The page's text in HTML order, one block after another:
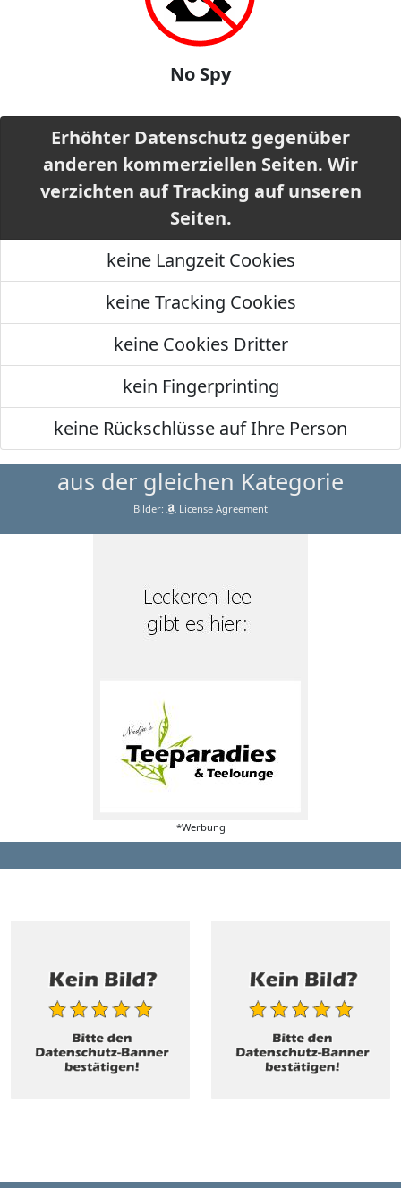
No Spy
Erhöhter Datenschutz gegenüber
anderen kommerziellen Seiten. Wir
verzichten auf Tracking auf unseren
Seiten.
keine Langzeit Cookies
keine Tracking Cookies
keine Cookies Dritter
kein Fingerprinting
keine Rückschlüsse auf Ihre Person
aus der gleichen Kategorie
Bilder: License Agreement
*Werbung